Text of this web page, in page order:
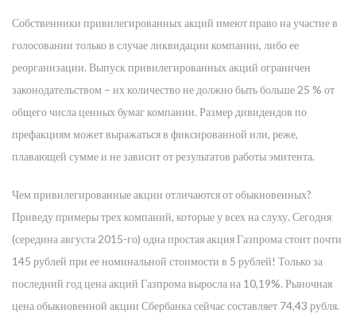
Собственники привилегированных акций имеют право на участие в
голосовании только в случае ликвидации компании, либо ее
реорганизации. Выпуск привилегированных акций ограничен
законодательством – их количество не должно быть больше 25 % от
общего числа ценных бумаг компании. Размер дивидендов по
префакциям может выражаться в фиксированной или, реже,
плавающей сумме и не зависит от результатов работы эмитента.
Чем привилегированные акции отличаются от обыкновенных?
Приведу примеры трех компаний, которые у всех на слуху. Сегодня
(середина августа 2015-го) одна простая акция Газпрома стоит почти
145 рублей при ее номинальной стоимости в 5 рублей! Только за
последний год цена акций Газпрома выросла на 10,19%. Рыночная
цена обыкновенной акции Сбербанка сейчас составляет 74,43 рубля.